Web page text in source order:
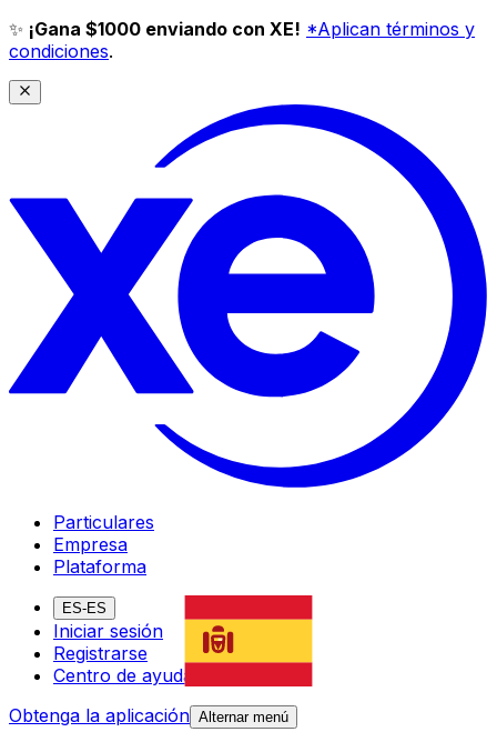
✨ ¡Gana $1000 enviando con XE! *Aplican términos y
condiciones.
Particulares
Empresa
Plataforma
ES-ES
Iniciar sesión
Registrarse
Centro de ayuda
Obtenga la aplicación Alternar menú